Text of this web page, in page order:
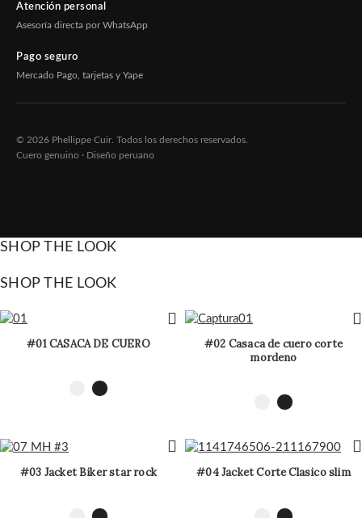
Atención personal
Asesoría directa por WhatsApp
Pago seguro
Mercado Pago, tarjetas y Yape
© 2026 Phellippe Cuir. Todos los derechos reservados.
Cuero genuino · Diseño peruano
SHOP THE LOOK
SHOP THE LOOK
#01 CASACA DE CUERO
#02 Casaca de cuero corte
mordeno
#03 Jacket Biker star rock #04 Jacket Corte Clasico slim